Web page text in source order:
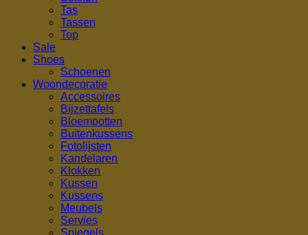
Tas
Tassen
Top
Sale
Shoes
Schoenen
Woondecoratie
Accessoires
Bijzettafels
Bloempotten
Buitenkussens
Fotolijsten
Kandelaren
Klokken
Kussen
Kussens
Meubels
Servies
Spiegels